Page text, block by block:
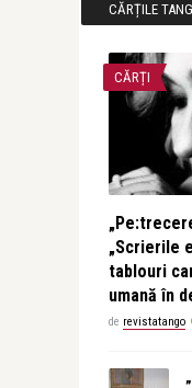
CĂRȚILE
CĂRȚI
„Scrierile
tablouri
umană în
de revistatango